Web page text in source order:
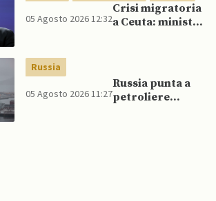
05 Agosto 2026 12:32
Crisi migratoria
a Ceuta: ministri
schierano a
sostegno della
Spagna
Russia
05 Agosto 2026 11:27
Russia punta a
petroliere